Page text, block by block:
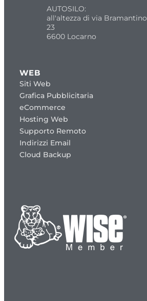
AUTOSILO:
all'altezza di via Bramantino
23
6600 Locarno
WEB
Siti Web
Grafica Pubblicitaria
eCommerce
Hosting Web
Supporto Remoto
Indirizzi Email
Cloud Backup